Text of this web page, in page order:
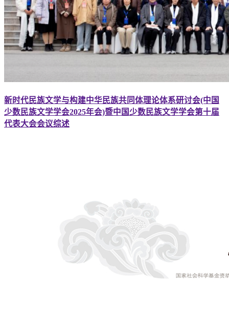
新时代民族文学与构建中华民族共同体理论体系研讨会(中国
少数民族文学学会2025年会)暨中国少数民族文学学会第十届
代表大会会议综述